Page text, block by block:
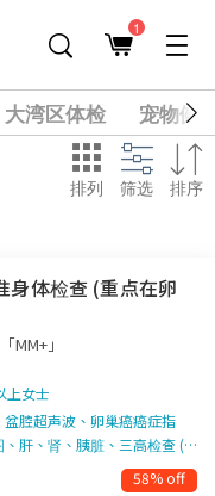
1
大湾区体检
宠物健
排列 筛选 排序
身体检查 (重点在卵
MM+」
上女士
盆腔超声波、卵巢癌癌症指
、肝、肾、胰脏、三高检查 (…
58% off